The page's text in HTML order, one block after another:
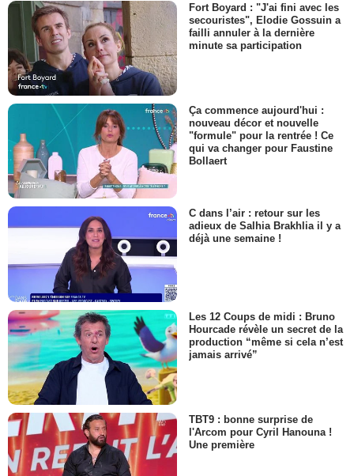
Fort Boyard : "J'ai fini avec les
secouristes", Elodie Gossuin a
failli annuler à la dernière
minute sa participation
Ça commence aujourd'hui :
nouveau décor et nouvelle
"formule" pour la rentrée ! Ce
qui va changer pour Faustine
Bollaert
C dans l’air : retour sur les
adieux de Salhia Brakhlia il y a
déjà une semaine !
Les 12 Coups de midi : Bruno
Hourcade révèle un secret de la
production “même si cela n’est
jamais arrivé”
TBT9 : bonne surprise de
l'Arcom pour Cyril Hanouna !
Une première